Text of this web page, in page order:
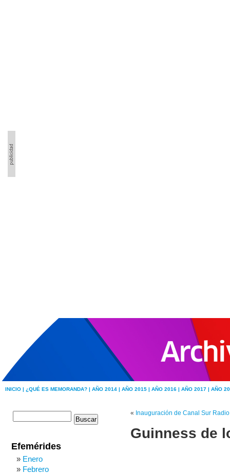
INICIO | ¿QUÉ ES MEMORANDA? | AÑO 2014 | AÑO 2015 | AÑO 2016 | AÑO 2017 | AÑO
« Inauguración de Canal Sur
Guinness de
Efemérides
Enero
Febrero